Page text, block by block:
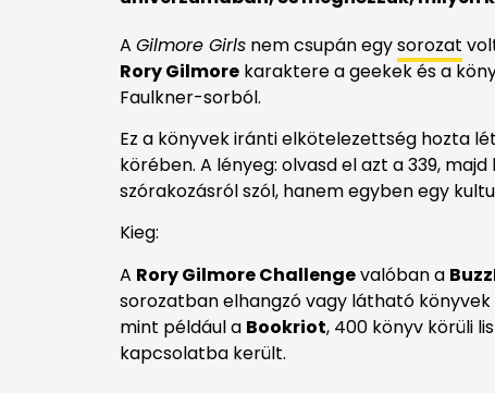
A Gilmore Girls nem csupán egysorozat
Rory Gilmore karaktere a geekek és a
Faulkner-sorból.
Ez a könyvek iránti elkötelezettség hozta
körében. A lényeg: olvasd el azt a 339,
szórakozásról szól, hanem egyben egy
Kieg:
A Rory Gilmore Challengevalóban a
sorozatban elhangzó vagy látható
mint például a Bookriot, 400 könyv körüli
kapcsolatba került.